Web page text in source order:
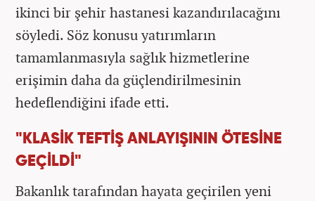
ikinci bir şehir hastanesi kazandırılacağını
söyledi. Söz konusu yatırımların
tamamlanmasıyla sağlık hizmetlerine
erişimin daha da güçlendirilmesinin
hedeflendiğini ifade etti.
"KLASİK TEFTİŞ ANLAYIŞININ ÖTESİNE
GEÇİLDİ"
Bakanlık tarafından hayata geçirilen yeni